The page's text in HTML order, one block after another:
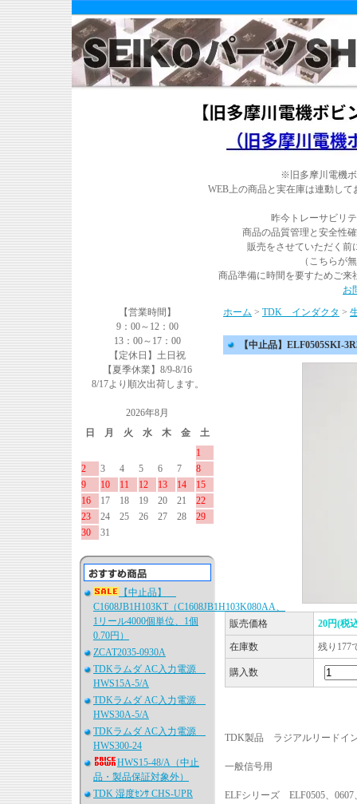
※旧多摩川電機
WEB上の商品と実在庫は連動し
昨今トレーサビリ
商品の品質管理と安全性
販売をさせていただく前
（こちらが
商品準備に時間を要すためご来
お
【営業時間】
9：00～12：00
13：00～17：00
【定休日】土日祝
【夏季休業】8/9-8/16
8/17より順次出荷します。
2026年8月
日
月 火 水 木 金
土
1
2
3 4 5 6 7
8
9
10 11 12 13 14
15
16
17 18 19 20 21
22
23
24 25 26 27 28
29
30
31
【中止品】
C1608JB1H103KT（C1608JB1H103K080AA、
1リール4000個単位、1個
0.70円）
ZCAT2035-0930A
TDKラムダ AC入力電源
HWS15A-5/A
TDKラムダ AC入力電源
HWS30A-5/A
TDKラムダ AC入力電源
HWS300-24
HWS15-48/A（中止
品・製品保証対象外）
TDK 湿度ｾﾝｻ CHS-UPR
ホーム > TDK インダクタ >
【中止品】ELF0505SKI-
販売価格 20円(税
在庫数 残り177
購入数
TDK製品 ラジアルリードイ
一般信号用
ELFシリーズ ELF0505、0607